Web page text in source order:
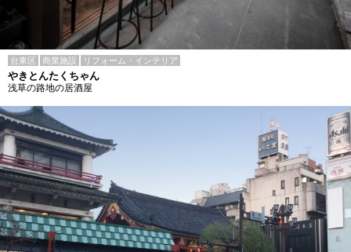
台東区 商業施設 リフォーム・インテリア
やきとんたくちゃん
浅草の路地の居酒屋